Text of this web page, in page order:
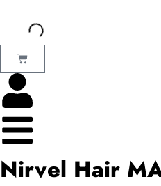
Nirvel Hair